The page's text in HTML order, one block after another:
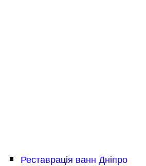
Реставрація ванн Дніпро